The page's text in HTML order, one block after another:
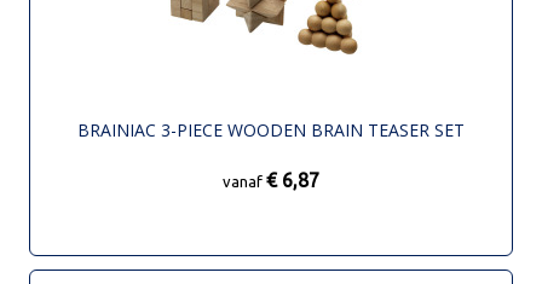
BRAINIAC 3-PIECE WOODEN BRAIN TEASER SET
vanaf € 6,87